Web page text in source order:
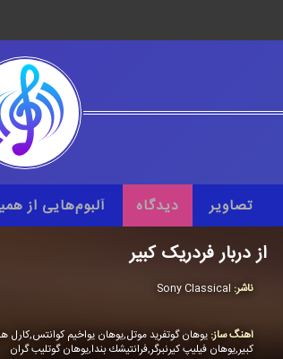
تصاویر دیدگاه آلبوم‌هایی از
از دربار فردریک کبیر
ناشر: Sony Classical
آهنگ ساز:یوهان گوتفرید موتل,یوهان یواخیم كوانتس,كارل
كبیر,یوهان فیلیپ كیرنبرگر,فرانتیشك بندا,یوهان گوتلیب گران